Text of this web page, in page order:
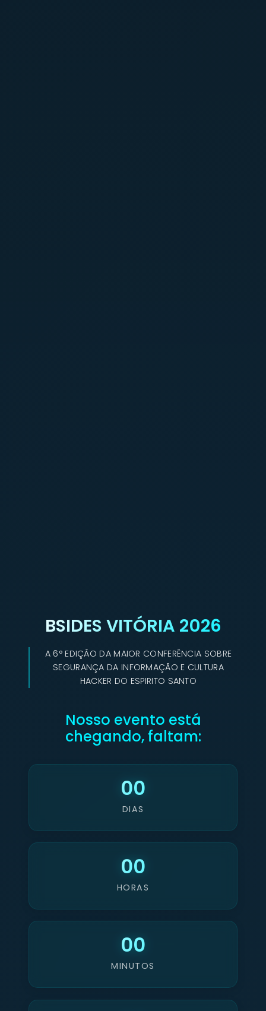
BSIDES VITÓRIA 2026
A 6° EDIÇÃO DA MAIOR CONFERÊNCIA SOBRE
SEGURANÇA DA INFORMAÇÃO E CULTURA
HACKER DO ESPIRITO SANTO
Nosso evento está
chegando, faltam:
00
DIAS
00
HORAS
00
MINUTOS